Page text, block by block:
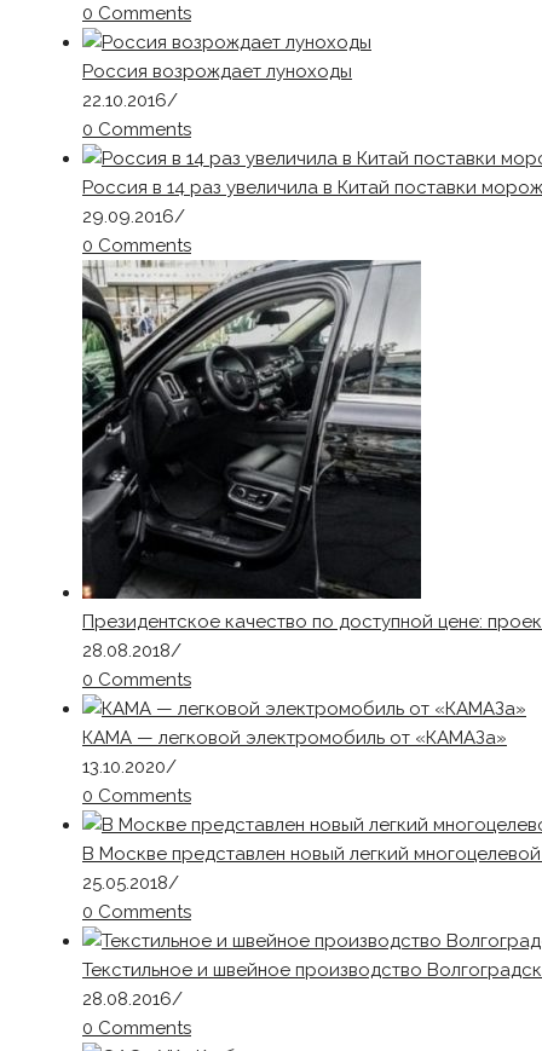
0 Comments
Россия возрождает луноходы
22.10.2016/
0 Comments
Россия в 14 раз увеличила в Китай поставки
29.09.2016/
0 Comments
Президентское качество по доступной цене:
28.08.2018/
0 Comments
КАМА — легковой электромобиль от «КАМАЗа»
13.10.2020/
0 Comments
В Москве представлен новый легкий
25.05.2018/
0 Comments
Текстильное и швейное производство
28.08.2016/
0 Comments